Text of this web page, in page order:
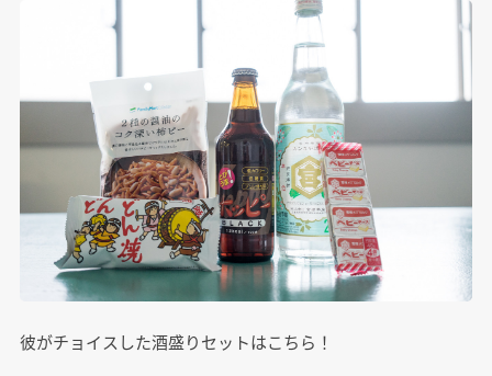
彼がチョイスした酒盛りセットはこちら！